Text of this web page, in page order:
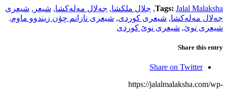
Tags: Jalal Malaksha
, جلال ملکشا, جەلال مەلەکشا, شیعر , شیعری
جەلال مەلەکشا, شیعری کوردی, شیعری نازانم چۆن زیندوو ماوم,
شیعری نوێ, شیعری نوێ کوردی
Share this entry
Share on Twitter
https://jalalmalaksha.com/wp-